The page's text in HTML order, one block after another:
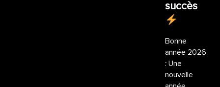
succès
Bonne
année 2026
: Une
nouvelle